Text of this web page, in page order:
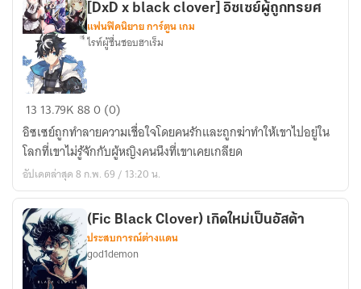
[DxD
x
black
clover]
อิซ
เซย์
ผู้
ถูก
ทรยศ
[DxD x black clover] อิซเซย์ผู้ถูกทรยศ
แฟนฟิคนิยาย การ์ตูน เกม
ไรท์ผู้ชื่นชอบฮาเร็ม
13 13.79K880 (0)
อิซเซย์ถูกทำลายความเชื่อใจโดยคนรักและถูกฆ่าทำให้เขาไปอยู่ใน
โลกที่เขาไม่รู้จักกับผู้หญิงคนนึงที่เขาเคยเกลียด
อัปเดตล่าสุด 8 ก.พ. 69 / 13:20 น.
(Fic Black Clover) เกิดใหม่เป็นอัสต้า
ประสบการณ์ต่างแดน
god1demon